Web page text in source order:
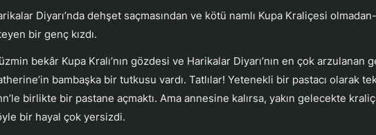
Diyarı’nda dehşet saçmasından ve kötü namlı Kupa Kraliçesi
bir genç kızdı.
bekâr Kupa Kralı’nın gözdesi ve Harikalar Diyarı’nın en çok arzulanan
bambaşka bir tutkusu vardı. Tatlılar! Yetenekli bir pastacı olarak
birlikte bir pastane açmaktı. Ama annesine kalırsa, yakın gelecekte
bir hayal çok yersizdi.